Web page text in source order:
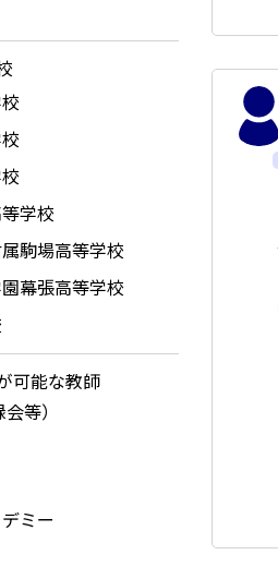
学校
駒場高等学校
幕張高等学校
可能な教師
等）
ミー